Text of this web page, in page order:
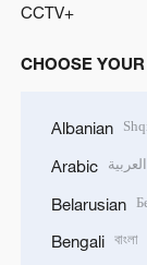
CCTV+
CHOOSE
Albanian
Arabic العربية
Belarusian
Bengali বাংলা